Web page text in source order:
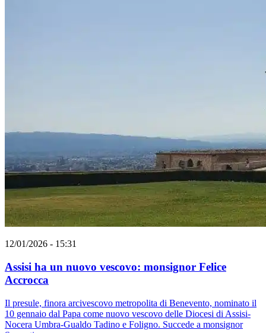
12/01/2026 - 15:31
Assisi ha un nuovo vescovo: monsignor Felice
Accrocca
Il presule, finora arcivescovo metropolita di Benevento, nominato il
10 gennaio dal Papa come nuovo vescovo delle Diocesi di Assisi-
Nocera Umbra-Gualdo Tadino e Foligno. Succede a monsignor